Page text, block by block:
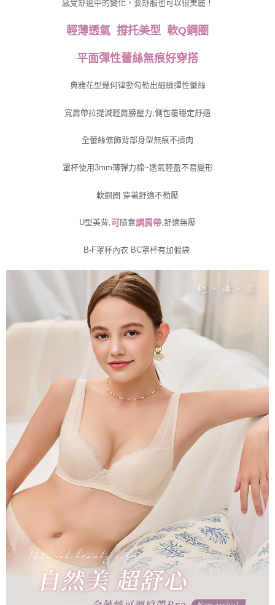
感受舒適中的變化，要舒服也可以很美麗！
輕薄透氣 撐托美型 軟Q鋼圈
平面彈性蕾絲無痕好穿搭
典雅花型幾何律動勾勒出細緻彈性蕾絲
寬肩帶拉提減輕肩膀壓力,側包覆穩定舒適
全蕾絲修飾背部身型無痕不擠肉
罩杯使用3mm薄彈力棉~透氣輕盈不易變形
軟鋼圈 穿著舒適不勒壓
U型美背, 可隨意調肩帶 ,舒適無壓
B-F罩杯內衣 BC罩杯有加假袋